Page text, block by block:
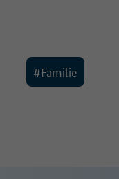
#Familie